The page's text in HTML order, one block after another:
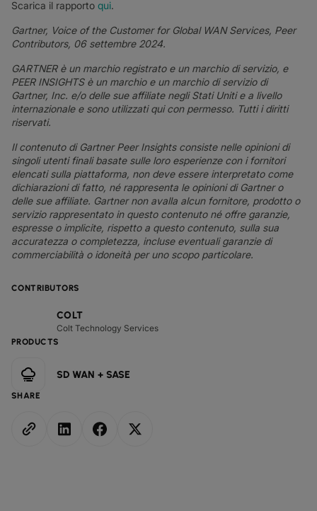
CONTRIBUTORS
COLT
Colt Technology Services
PRODUCTS
SD WAN + SASE
SHARE
Scarica il rapporto qui.
Gartner, Voice of the Customer for Global WAN Services, Peer
Contributors, 06 settembre 2024.
GARTNER è un marchio registrato e un marchio di servizio, e
PEER INSIGHTS è un marchio e un marchio di servizio di
Gartner, Inc. e/o delle sue affiliate negli Stati Uniti e a livello
internazionale e sono utilizzati qui con permesso. Tutti i diritti
riservati.
Il contenuto di Gartner Peer Insights consiste nelle opinioni di
singoli utenti finali basate sulle loro esperienze con i fornitori
elencati sulla piattaforma, non deve essere interpretato come
dichiarazioni di fatto, né rappresenta le opinioni di Gartner o
delle sue affiliate. Gartner non avalla alcun fornitore, prodotto o
servizio rappresentato in questo contenuto né offre garanzie,
espresse o implicite, rispetto a questo contenuto, sulla sua
accuratezza o completezza, incluse eventuali garanzie di
commerciabilità o idoneità per uno scopo particolare.